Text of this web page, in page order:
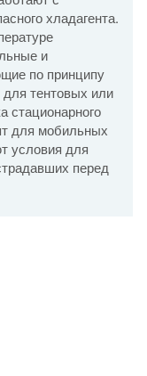
хладагента.
и
по принципу
тентовых или
стационарного
для мобильных
условия для
перед